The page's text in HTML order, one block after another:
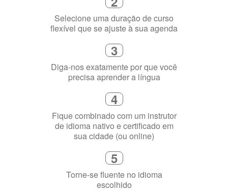
Selecione uma duração de curso
flexível que se ajuste à sua agenda
3
Diga-nos exatamente por que você
precisa aprender a língua
4
Fique combinado com um instrutor
de idioma nativo e certificado em
sua cidade (ou online)
5
Torne-se fluente no idioma
escolhido